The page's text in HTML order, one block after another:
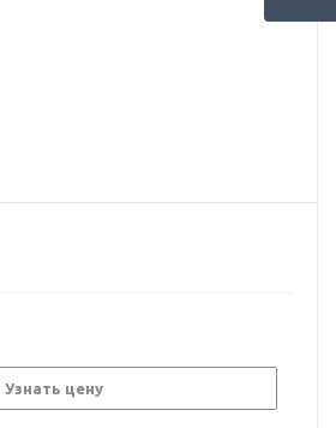
Узнать цену